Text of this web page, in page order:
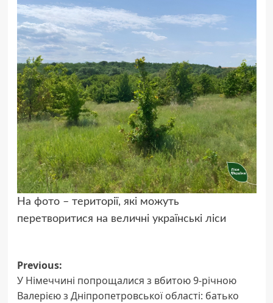
На фото – території, які можуть
перетворитися на величні українські ліси
Post
navigation
Previous:
У Німеччині попрощалися з вбитою 9-річною
Валерією з Дніпропетровської області: батько